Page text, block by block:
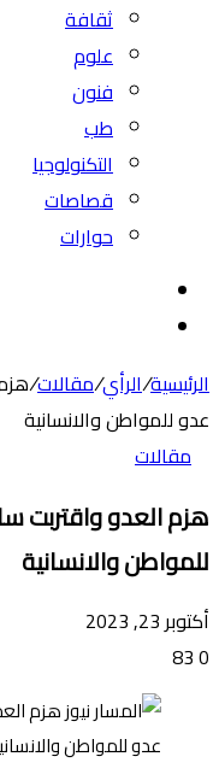
ثقافة
علوم
فنون
طب
التكنولوجيا
قصاصات
حوارات
المظلم
الرئيسية/الرأي/مقالات/
عدو للمواطن والانسانية
مقالات
هزم العدو واقتربت
للمواطن والانسانية
أكتوبر 23, 2023
0